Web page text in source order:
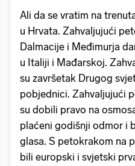
Ali da se vratim na
u Hrvata. Zahvaljujući
Dalmacije i Međimurja
u Italiji i Mađarskoj.
su završetak Drugog
pobjednici. Zahvaljujući
su dobili pravo na
plaćeni godišnji odmor i
glasa. S petokrakom na
bili europski i svjetski